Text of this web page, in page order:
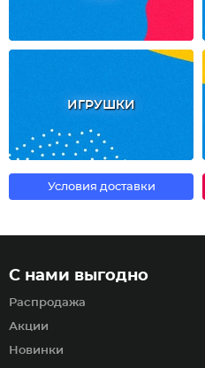
ИГРУШКИ
Условия доставки
С нами выгодно
Распродажа
Акции
Новинки